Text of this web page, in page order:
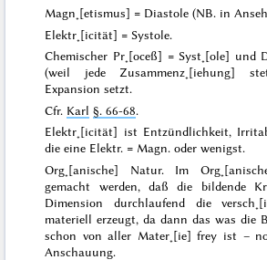
Magn˖[etismus] = Diastole (NB. in
Elektr˖[icität] = Systole.
Chemischer Pr˖[oceß] = Syst˖[ole] und
(weil jede Zusammenz˖[iehung]
Expansion setzt.
Cfr. Karl §. 66-68.
Elektr˖[icität] ist Entzündlichkeit,
die eine Elektr. = Magn. oderwenigst.
Org˖[anische] Natur. Im
gemacht werden, daß die bildende
Dimension durchlaufend die
materiell erzeugt, da dann das was die
schon von aller Mater˖[ie] frey ist –
Anschauung.